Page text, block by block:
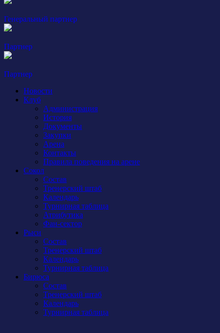
Генеральный партнер
Партнер
Партнер
Новости
Клуб
Администрация
История
Документы
Закупки
Арена
Контакты
Правила поведения на арене
Сокол
Состав
Тренерский штаб
Календарь
Турнирная таблица
Атрибутика
Фан-сектор
Рыси
Состав
Тренерский штаб
Календарь
Турнирная таблица
Бирюса
Состав
Тренерский штаб
Календарь
Турнирная таблица